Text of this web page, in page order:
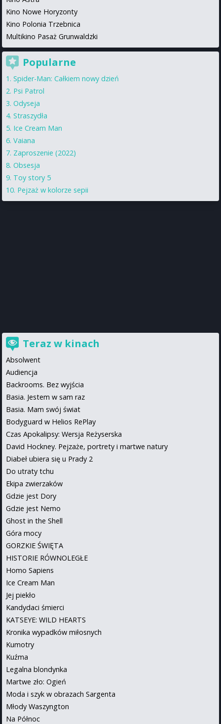
Kino Nowe Horyzonty
Kino Polonia Trzebnica
Multikino Pasaż Grunwaldzki
Popularne
Spider-Man: Całkiem nowy dzień
Psi Patrol
Odyseja
Straszydła
Ice Cream Man
Vaiana
Zaproszenie (2022)
Obsesja
Toy story 5
Pejzaż w kolorze sepii
Teraz w kinach
Absolwent
Audiencja
Backrooms. Bez wyjścia
Basia. Jestem w sam raz
Basia. Mam swój świat
Bodyguard w Helios RePlay
Czas Apokalipsy: Wersja Reżyserska
David Hockney. Pejzaże, portrety i martwe natury
Diabeł ubiera się u Prady 2
Do utraty tchu
Ekipa zwierzaków
Gdzie jest Dory
Gdzie jest Nemo
Ghost in the Shell
Góra mocy
GORZKIE ŚWIĘTA
HISTORIE RÓWNOLEGŁE
Homo Sapiens
Ice Cream Man
Jej piekło
Kandydaci śmierci
KATSEYE: WILD HEARTS
Kronika wypadków miłosnych
Kumotry
Kuźma
Legalna blondynka
Martwe zło: Ogień
Moda i szyk w obrazach Sargenta
Młody Waszyngton
Na Północ